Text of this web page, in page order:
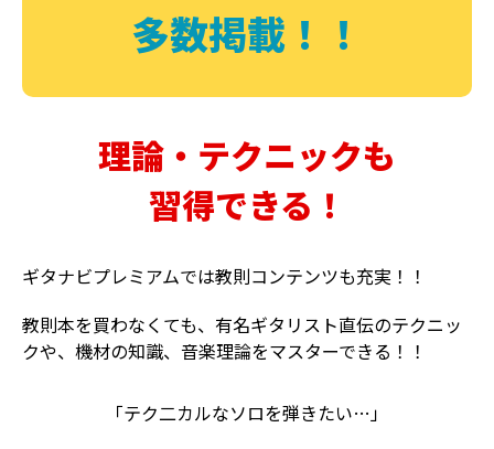
多数掲載！！
理論・テクニックも
習得できる！
ギタナビプレミアムでは教則コンテンツも充実！！
教則本を買わなくても、有名ギタリスト直伝のテクニッ
クや、機材の知識、音楽理論をマスターできる！！
「テク二カルなソロを弾きたい…」